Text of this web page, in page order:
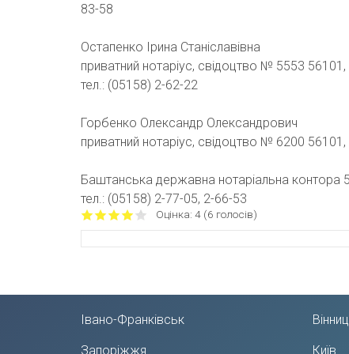
83-58
Остапенко Ірина Станіславівна
приватний нотаріус, свідоцтво № 5553
тел.: (05158) 2-62-22
Горбенко Олександр Олександрович
приватний нотаріус, свідоцтво № 6200
Баштанська державна нотаріальна контора
тел.: (05158) 2-77-05, 2-66-53
Oцінка: 4 (6 голосів)
Івано-Франківськ
Запоріжжя Київ